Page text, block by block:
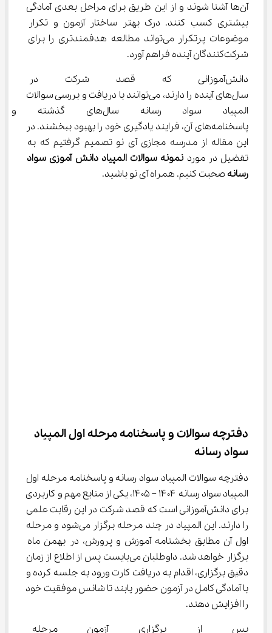
آن‌ها آشنا شوند و از این طریق برای مراحل بعدی آمادگی
بیشتری کسب کنند. درک بهتر ساختار آزمون و تکرار
موضوعات پرتکرار می‌تواند مطالعه هدفمندتری را برای
شرکت‌کنندگان آینده فراهم آورد.
دانش‌آموزانی که قصد شرکت در
سال‌های آینده را دارند، می‌توانند با دریافت و بررسی سوالات
المپیاد سواد رسانه
پاسخنامه‌های آن، فرایند یادگیری خود را بهبود ببخشند. در
این مقاله از مدرسه مجازی آی نو تصمیم گرفتیم که به
تفضیل در مورد نمونه سوالات المپیاد دانش آموزی سواد
رسانه صحبت کنیم. همراه آی نو باشید.
دفترچه سوالات و پاسخنامه مرحله اول المپیاد
سواد رسانه
دفترچه سوالات المپیاد سواد رسانه و پاسخنامه مرحله اول
المپیاد سواد رسانه ۱۴۰۴ – ۱۴۰۵، یکی از منابع مهم و کاربردی
برای دانش‌آموزانی است که قصد شرکت در این رقابت علمی
را دارند. این المپیاد در چند مرحله برگزار می‌شود و مرحله
اول آن مطابق بخشنامه آموزش و پرورش، در بهمن ماه
برگزار خواهد شد. داوطلبان می‌بایست پس از اطلاع از زمان
دقیق برگزاری، اقدام به دریافت کارت ورود به جلسه کرده و
با آمادگی کامل در آزمون حضور یابند تا شانس موفقیت خود
را افزایش دهند.
پس از برگزاری آزمون مرحله